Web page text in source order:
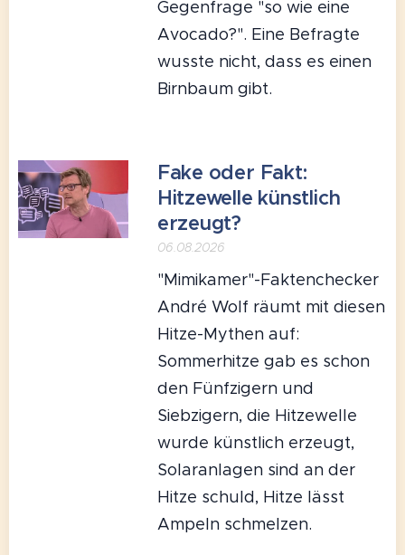
Gegenfrage "so wie eine
Avocado?". Eine Befragte
wusste nicht, dass es einen
Birnbaum gibt.
Fake oder Fakt:
Hitzewelle künstlich
erzeugt?
06.08.2026
"Mimikamer"-Faktenchecker
André Wolf räumt mit diesen
Hitze-Mythen auf:
Sommerhitze gab es schon
den Fünfzigern und
Siebzigern, die Hitzewelle
wurde künstlich erzeugt,
Solaranlagen sind an der
Hitze schuld, Hitze lässt
Ampeln schmelzen.